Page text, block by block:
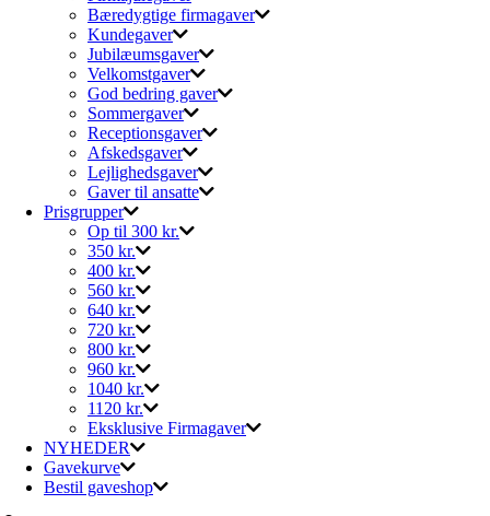
Bæredygtige firmagaver
Kundegaver
Jubilæumsgaver
Velkomstgaver
God bedring gaver
Sommergaver
Receptionsgaver
Afskedsgaver
Lejlighedsgaver
Gaver til ansatte
Prisgrupper
Op til 300 kr.
350 kr.
400 kr.
560 kr.
640 kr.
720 kr.
800 kr.
960 kr.
1040 kr.
1120 kr.
Eksklusive Firmagaver
NYHEDER
Gavekurve
Bestil gaveshop